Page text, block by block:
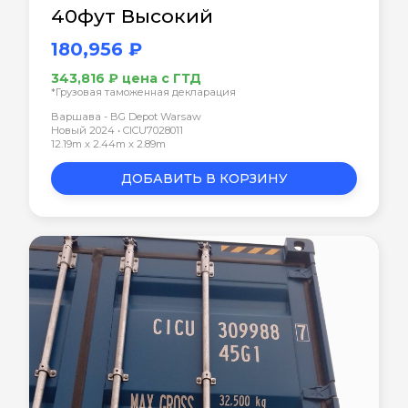
40фут Высокий
180,956 ₽
343,816 ₽ цена с ГТД
*Грузовая таможенная декларация
Варшава - BG Depot Warsaw
Новый 2024 • CICU7028011
12.19m x 2.44m x 2.89m
ДОБАВИТЬ В КОРЗИНУ